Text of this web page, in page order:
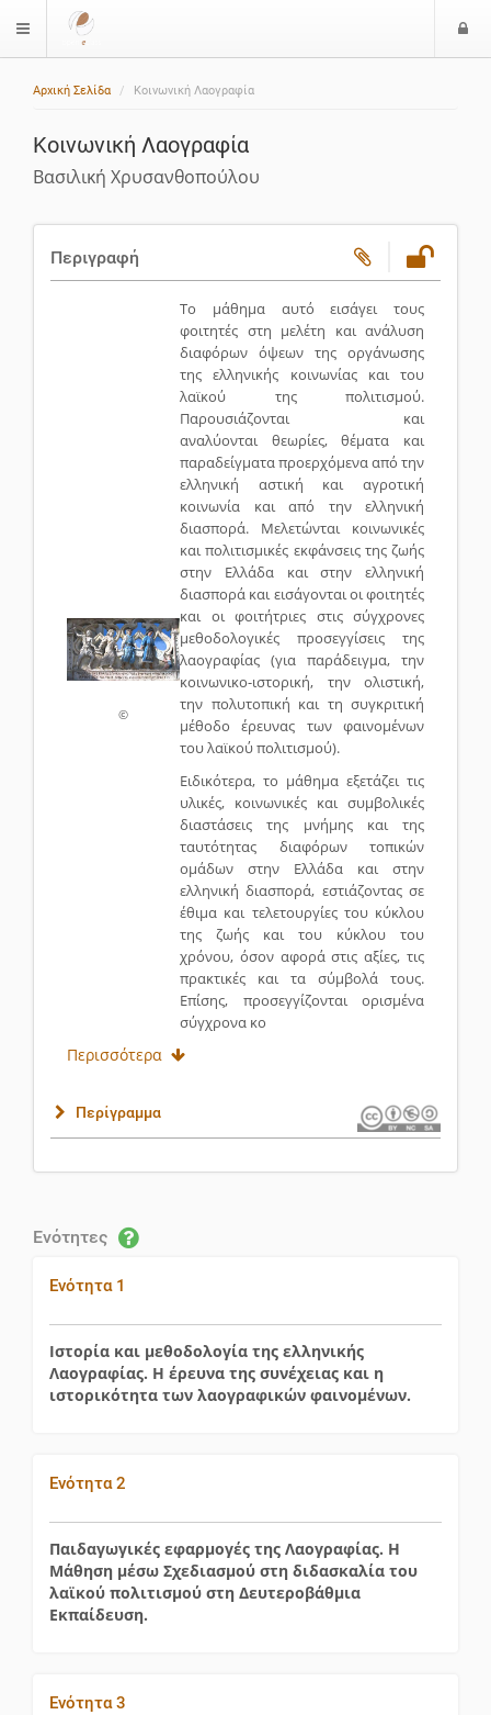
$langMenu
Αρχική Σελίδα Κοινωνική Λαογραφία
Κοινωνική Λαογραφία
Βασιλική Χρυσανθοπούλου
Περιγραφή
©
Το μάθημα αυτό εισάγει τους
φοιτητές στη μελέτη και ανάλυση
διαφόρων όψεων της οργάνωσης
της ελληνικής κοινωνίας και του
λαϊκού της πολιτισμού.
Παρουσιάζονται και
αναλύονται θεωρίες, θέματα και
παραδείγματα προερχόμενα από την
ελληνική αστική και αγροτική
κοινωνία και από την ελληνική
διασπορά. Μελετώνται κοινωνικές
και πολιτισμικές εκφάνσεις της ζωής
στην Ελλάδα και στην ελληνική
διασπορά και εισάγονται οι φοιτητές
και οι φοιτήτριες στις σύγχρονες
μεθοδολογικές προσεγγίσεις της
λαογραφίας (για παράδειγμα, την
κοινωνικο-ιστορική, την ολιστική,
την πολυτοπική και τη συγκριτική
μέθοδο έρευνας των φαινομένων
του λαϊκού πολιτισμού).
Ειδικότερα, το μάθημα εξετάζει τις
υλικές, κοινωνικές και συμβολικές
διαστάσεις της μνήμης και της
ταυτότητας διαφόρων τοπικών
ομάδων στην Ελλάδα και στην
ελληνική διασπορά, εστιάζοντας σε
έθιμα και τελετουργίες του κύκλου
της ζωής και του κύκλου του
χρόνου, όσον αφορά στις αξίες, τις
πρακτικές και τα σύμβολά τους.
Επίσης, προσεγγίζονται ορισμένα
σύγχρονα κο
Περισσότερα
Περίγραμμα
Ενότητες
Ενότητα 1
Ιστορία και μεθοδολογία της ελληνικής
Λαογραφίας. Η έρευνα της συνέχειας και η
ιστορικότητα των λαογραφικών φαινομένων.
Ενότητα 2
Παιδαγωγικές εφαρμογές της Λαογραφίας. Η
Μάθηση μέσω Σχεδιασμού στη διδασκαλία του
λαϊκού πολιτισμού στη Δευτεροβάθμια
Εκπαίδευση.
Ενότητα 3